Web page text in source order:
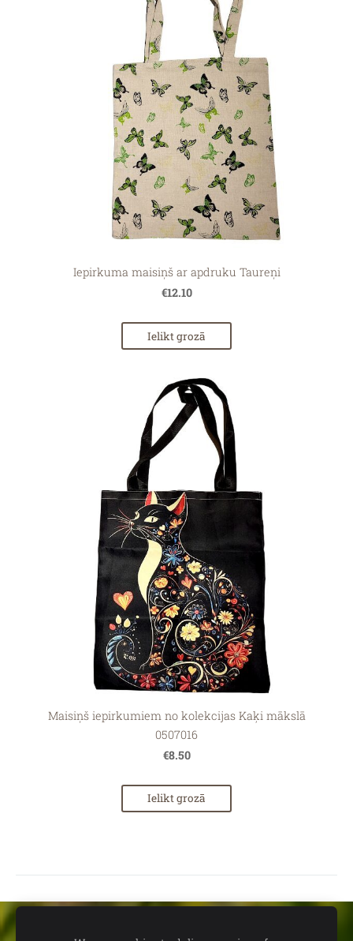
Iepirkuma maisiņš ar apdruku Taureņi
€12.10
Ielikt grozā
Maisiņš iepirkumiem no kolekcijas Kaķi mākslā
0507016
€8.50
Ielikt grozā